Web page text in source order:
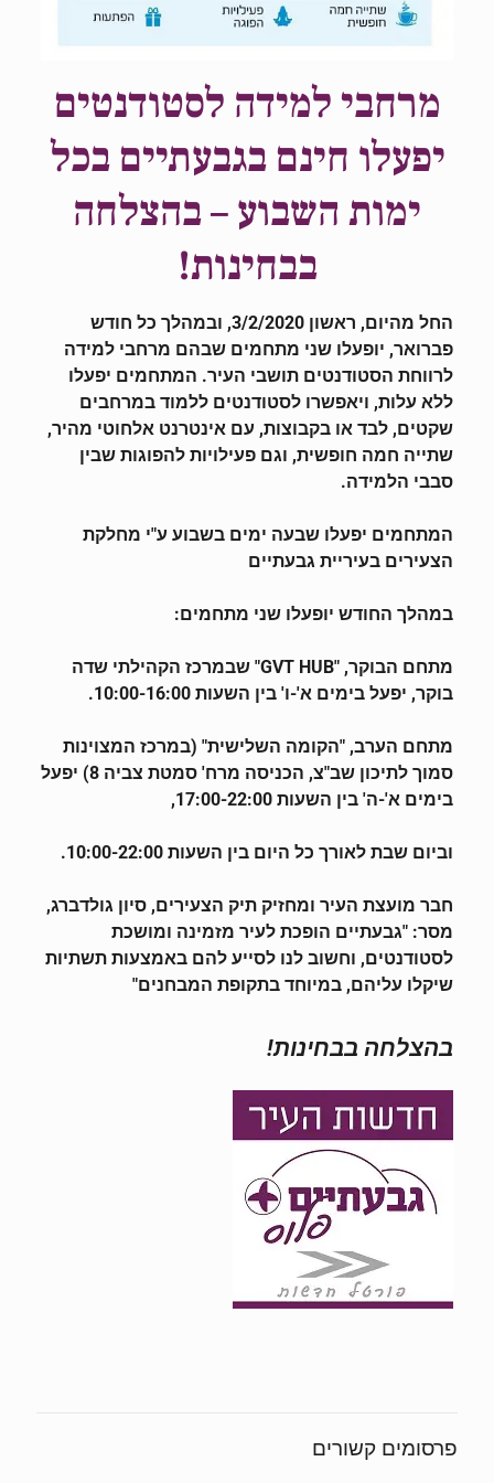
מרחבי למידה לסטודנטים
יפעלו חינם בגבעתיים בכל
ימות השבוע – בהצלחה
בבחינות!
החל מהיום, ראשון 3/2/2020, ובמהלך כל חודש
פברואר, יופעלו שני מתחמים שבהם מרחבי למידה
לרווחת הסטודנטים תושבי העיר. המתחמים יפעלו
ללא עלות, ויאפשרו לסטודנטים ללמוד במרחבים
שקטים, לבד או בקבוצות, עם אינטרנט אלחוטי מהיר,
שתייה חמה חופשית, וגם פעילויות להפוגות שבין
סבבי הלמידה.
המתחמים יפעלו שבעה ימים בשבוע ע"י מחלקת
הצעירים בעיריית גבעתיים
במהלך החודש יופעלו שני מתחמים:
מתחם הבוקר, "GVT HUB" שבמרכז הקהילתי שדה
בוקר, יפעל בימים א'-ו' בין השעות 10:00-16:00.
מתחם הערב, "הקומה השלישית" (במרכז המצוינות
סמוך לתיכון שב"צ, הכניסה מרח' סמטת צביה 8) יפעל
בימים א'-ה' בין השעות 17:00-22:00,
וביום שבת לאורך כל היום בין השעות 10:00-22:00.
חבר מועצת העיר ומחזיק תיק הצעירים, סיון גולדברג,
מסר: "גבעתיים הופכת לעיר מזמינה ומושכת
לסטודנטים, וחשוב לנו לסייע להם באמצעות תשתיות
שיקלו עליהם, במיוחד בתקופת המבחנים"
בהצלחה בבחינות!
פרסומים קשורים